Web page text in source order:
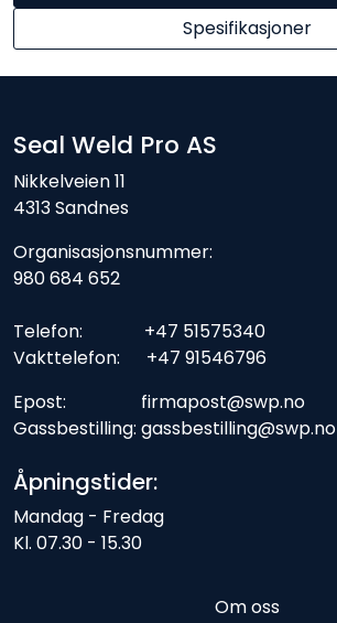
Spesifikasjoner
Seal Weld Pro AS
Nikkelveien 11
4313 Sandnes
Organisasjonsnummer:
980 684 652
Telefon: +47 51575340
Vakttelefon: +47 91546796
Epost: firmapost@swp.no
Gassbestilling: gassbestilling@swp.no
Åpningstider:
Mandag - Fredag
Kl. 07.30 - 15.30
Om oss